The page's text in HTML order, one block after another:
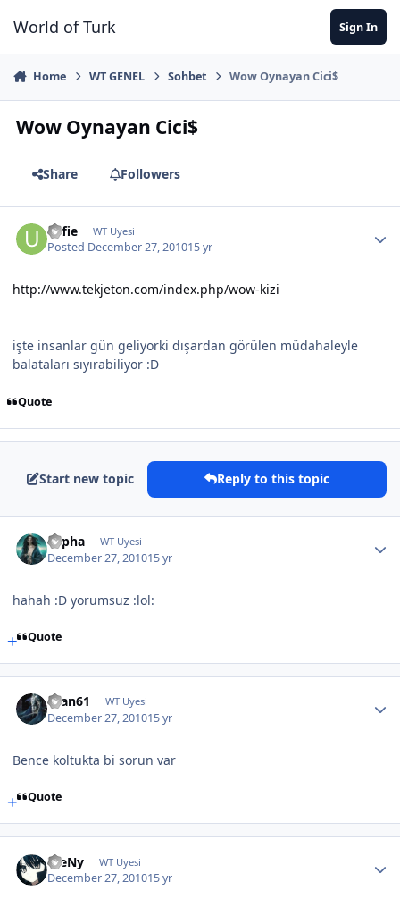
World of Turk Sign In
Home WT GENEL Sohbet Wow Oynayan Cici$
Wow Oynayan Cici$
Share Followers
Uffie WT Uyesi
Posted December 27, 201015 yr
http://www.tekjeton.com/index.php/wow-kizi
işte insanlar gün geliyorki dışardan görülen müdahaleyle
balataları sıyırabiliyor :D
Quote
Start new topic Reply to this topic
Lepha WT Uyesi
December 27, 201015 yr
hahah :D yorumsuz :lol:
Quote
asan61 WT Uyesi
December 27, 201015 yr
Bence koltukta bi sorun var
Quote
WeNy WT Uyesi
December 27, 201015 yr